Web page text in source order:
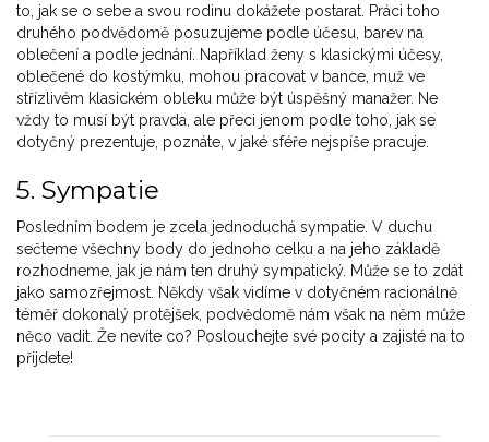
to, jak se o sebe a svou rodinu dokážete postarat. Práci toho
druhého podvědomě posuzujeme podle účesu, barev na
oblečení a podle jednání. Například ženy s klasickými účesy,
oblečené do kostýmku, mohou pracovat v bance, muž ve
střízlivém klasickém obleku může být úspěšný manažer. Ne
vždy to musí být pravda, ale přeci jenom podle toho, jak se
dotyčný prezentuje, poznáte, v jaké sféře nejspíše pracuje.
5. Sympatie
Posledním bodem je zcela jednoduchá sympatie. V duchu
sečteme všechny body do jednoho celku a na jeho základě
rozhodneme, jak je nám ten druhý sympatický. Může se to zdát
jako samozřejmost. Někdy však vidíme v dotyčném racionálně
téměř dokonalý protějšek, podvědomě nám však na něm může
něco vadit. Že nevíte co? Poslouchejte své pocity a zajisté na to
přijdete!